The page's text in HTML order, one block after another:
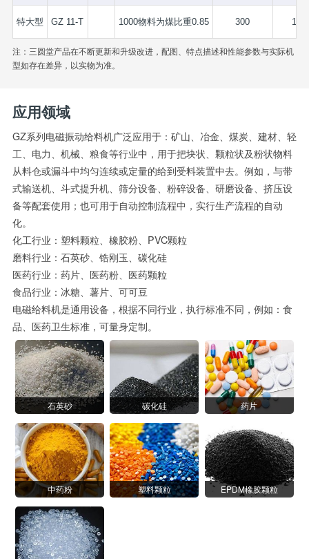
特大型 GZ 11-T 1000物料为煤比重0.85 300 1.5
注：三圆堂产品在不断更新和升级改进，配图、特点描述和性能参数与实际机
型如存在差异，以实物为准。
应用领域
GZ系列电磁振动给料机广泛应用于：矿山、冶金、煤炭、建材、轻
工、电力、机械、粮食等行业中，用于把块状、颗粒状及粉状物料
从料仓或漏斗中均匀连续或定量的给到受料装置中去。例如，与带
式输送机、斗式提升机、筛分设备、粉碎设备、研磨设备、挤压设
备等配套使用；也可用于自动控制流程中，实行生产流程的自动
化。
化工行业：塑料颗粒、橡胶粉、PVC颗粒
磨料行业：石英砂、锆刚玉、碳化硅
医药行业：药片、医药粉、医药颗粒
食品行业：冰糖、薯片、可可豆
电磁给料机是通用设备，根据不同行业，执行标准不同，例如：食
品、医药卫生标准，可量身定制。
石英砂 碳化硅 药片
中药粉 塑料颗粒 EPDM橡胶颗粒